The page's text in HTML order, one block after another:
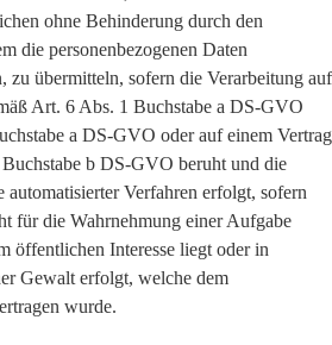
ohne Behinderung durch den
die personenbezogenen Daten
zu übermitteln, sofern die Verarbeitung auf
Art. 6 Abs. 1 Buchstabe a DS-GVO
a DS-GVO oder auf einem Vertrag
b DS-GVO beruht und die
automatisierter Verfahren erfolgt, sofern
für die Wahrnehmung einer Aufgabe
öffentlichen Interesse liegt oder in
Gewalt erfolgt, welche dem
wurde.